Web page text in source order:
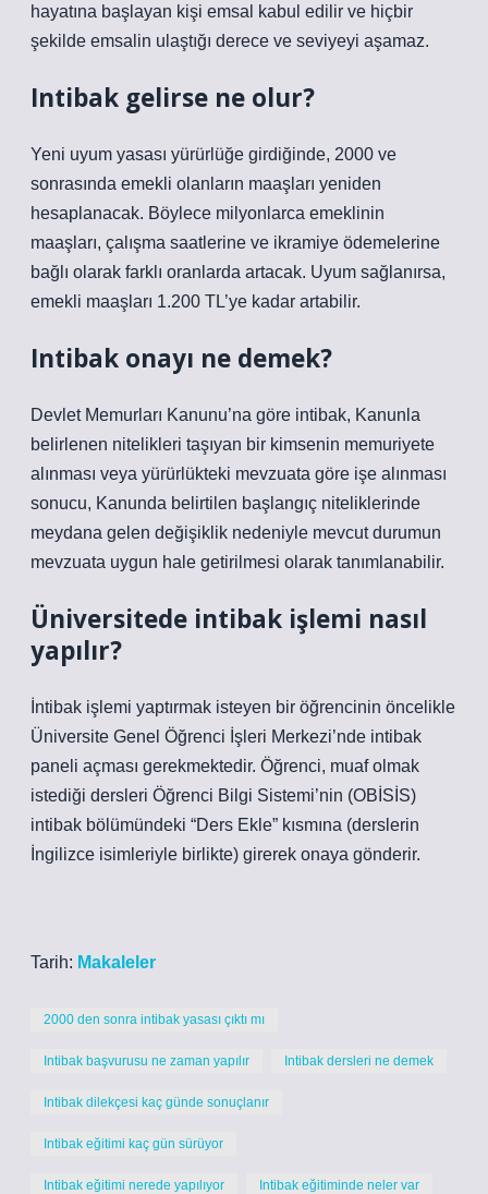
hayatına başlayan kişi emsal kabul edilir ve hiçbir
şekilde emsalin ulaştığı derece ve seviyeyi aşamaz.
Intibak gelirse ne olur?
Yeni uyum yasası yürürlüğe girdiğinde, 2000 ve
sonrasında emekli olanların maaşları yeniden
hesaplanacak. Böylece milyonlarca emeklinin
maaşları, çalışma saatlerine ve ikramiye ödemelerine
bağlı olarak farklı oranlarda artacak. Uyum sağlanırsa,
emekli maaşları 1.200 TL’ye kadar artabilir.
Intibak onayı ne demek?
Devlet Memurları Kanunu’na göre intibak, Kanunla
belirlenen nitelikleri taşıyan bir kimsenin memuriyete
alınması veya yürürlükteki mevzuata göre işe alınması
sonucu, Kanunda belirtilen başlangıç ​​niteliklerinde
meydana gelen değişiklik nedeniyle mevcut durumun
mevzuata uygun hale getirilmesi olarak tanımlanabilir.
Üniversitede intibak işlemi nasıl
yapılır?
İntibak işlemi yaptırmak isteyen bir öğrencinin öncelikle
Üniversite Genel Öğrenci İşleri Merkezi’nde intibak
paneli açması gerekmektedir. Öğrenci, muaf olmak
istediği dersleri Öğrenci Bilgi Sistemi’nin (OBİSİS)
intibak bölümündeki “Ders Ekle” kısmına (derslerin
İngilizce isimleriyle birlikte) girerek onaya gönderir.
Tarih: Makaleler
2000 den sonra intibak yasası çıktı mı
Intibak başvurusu ne zaman yapılır Intibak dersleri ne demek
Intibak dilekçesi kaç günde sonuçlanır
Intibak eğitimi kaç gün sürüyor
Intibak eğitimi nerede yapılıyor Intibak eğitiminde neler var